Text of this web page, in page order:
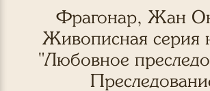
Фрагонар, Жан
Живописная серия
"Любовное